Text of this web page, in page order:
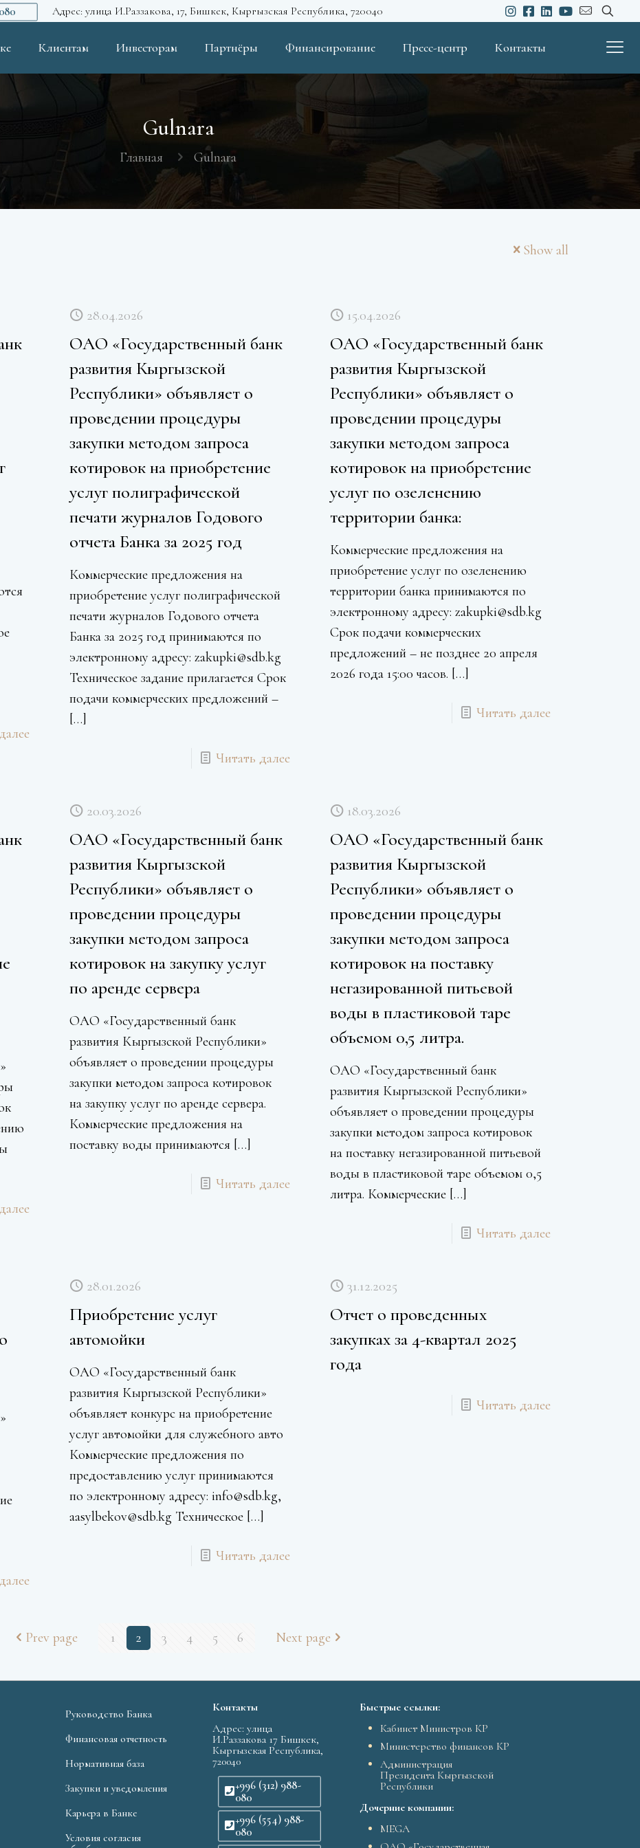
Адрес: улица И.Раззакова, 17, Бишкек, Кыргызская Республика, 720040
Клиентам Инвесторам Партнёры Финансирование Пресс-центр Контакты
Gulnara
Главная Gulnara
Show all
28.04.2026
ОАО «Государственный банк
развития Кыргызской
Республики» объявляет о
проведении процедуры
закупки методом запроса
котировок на приобретение
услуг полиграфической
печати журналов Годового
отчета Банка за 2025 год
Коммерческие предложения на
приобретение услуг полиграфической
печати журналов Годового отчета
Банка за 2025 год принимаются по
электронному адресу: zakupki@sdb.kg
Техническое задание прилагается Срок
подачи коммерческих предложений –
[…]
Читать далее
15.04.2026
ОАО «Государственный банк
развития Кыргызской
Республики» объявляет о
проведении процедуры
закупки методом запроса
котировок на приобретение
услуг по озеленению
территории банка:
Коммерческие предложения на
приобретение услуг по озеленению
территории банка принимаются по
электронному адресу: zakupki@sdb.kg
Срок подачи коммерческих
предложений – не позднее 20 апреля
2026 года 15:00 часов. […]
Читать далее
20.03.2026
ОАО «Государственный банк
развития Кыргызской
Республики» объявляет о
проведении процедуры
закупки методом запроса
котировок на закупку услуг
по аренде сервера
ОАО «Государственный банк
развития Кыргызской Республики»
объявляет о проведении процедуры
закупки методом запроса котировок
на закупку услуг по аренде сервера.
Коммерческие предложения на
поставку воды принимаются […]
Читать далее
18.03.2026
ОАО «Государственный банк
развития Кыргызской
Республики» объявляет о
проведении процедуры
закупки методом запроса
котировок на поставку
негазированной питьевой
воды в пластиковой таре
объемом 0,5 литра.
ОАО «Государственный банк
развития Кыргызской Республики»
объявляет о проведении процедуры
закупки методом запроса котировок
на поставку негазированной питьевой
воды в пластиковой таре объемом 0,5
литра. Коммерческие[…]
Читать далее
28.01.2026
Приобретение услуг
автомойки
ОАО «Государственный банк
развития Кыргызской Республики»
объявляет конкурс на приобретение
услуг автомойки для служебного авто
Коммерческие предложения по
предоставлению услуг принимаются
по электронному адресу: info@sdb.kg,
aasylbekov@sdb.kg Техническое[…]
Читать далее
31.12.2025
Отчет о проведенных
закупках за 4-квартал 2025
года
Читать далее
Prev page 1 2 3 4 5 6 Next page
Руководство Банка
Финансовая отчетность
Нормативная база
Закупки и уведомления
Карьера в Банке
Условия согласия
Контакты
Адрес: улица
И.Раззакова 17 Бишкек,
Кыргызская Республика,
720040
+996 (312) 988-
080
+996 (554) 988-
080
Быстрые ссылки:
Кабинет Министров КР
Министерство финансов КР
Администрация
Президента Кыргызской
Республики
Дочерние компании:
MEGA